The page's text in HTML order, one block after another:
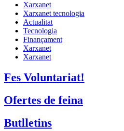
Xarxanet
Xarxanet tecnologia
Actualitat
Tecnologia
Finançament
Xarxanet
Xarxanet
Fes Voluntariat!
Ofertes de feina
Butlletins